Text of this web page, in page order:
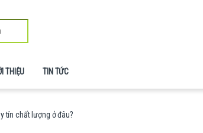
THIỆU TIN TỨC
tín chất lượng ở đâu?